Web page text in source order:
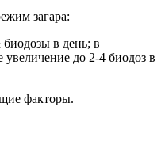
загара:
в день; в
до 2-4 биодоз в
факторы.